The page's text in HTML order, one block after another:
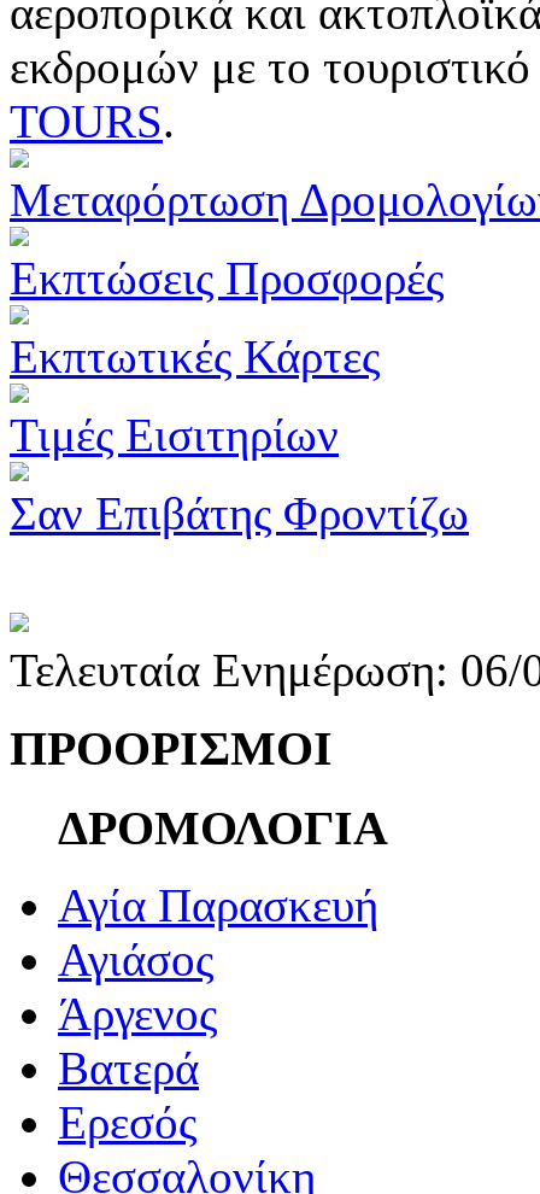
αεροπορικά και
εκδρομών με το
TOURS.
Μεταφόρτωση
Εκπτώσεις Προσφορές
Εκπτωτικές Κάρτες
Τιμές Εισιτηρίων
Σαν Επιβάτης Φροντίζω
Τελευταία Ενημέρωση:
ΠΡΟΟΡΙΣΜΟΙ
ΔΡΟΜΟΛΟΓΙΑ
Αγία Παρασκευή
Αγιάσος
Άργενος
Βατερά
Ερεσός
Θεσσαλονίκη